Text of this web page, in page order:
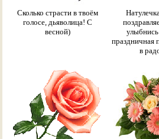
Сколько страсти в твоём
голосе, дьяволица! С
весной)
праздничная
в